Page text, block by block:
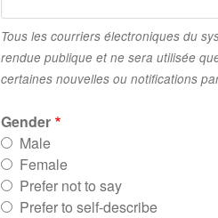
Tous les courriers électroniques du
rendue publique et ne sera utilisée
certaines nouvelles ou notifications
Gender
Male
Female
Prefer not to say
Prefer to self-describe